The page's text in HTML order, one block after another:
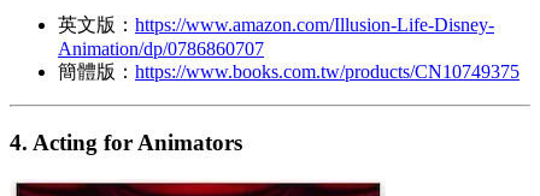
英文版： https://www.amazon.com/Illusion-Life-Disney-
Animation/dp/0786860707
簡體版： https://www.books.com.tw/products/CN10749375
4. Acting for Animators